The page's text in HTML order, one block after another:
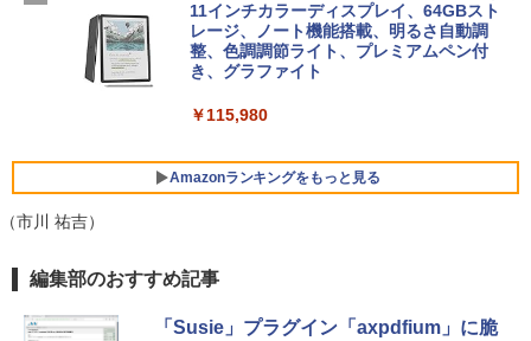
FMV ノートパソコン WE1-K3 (MS 365 P
ersonal/Copilotキー搭載/Win 11/15.6型/
Core i5/16GB/SSD 512GB/ホワイト) FM
11インチカラーディスプレイ、64GBスト
レージ、ノート機能搭載、明るさ自動調
整、色調調節ライト、プレミアムペン付
き、グラファイト
￥115,980
Amazonランキングをもっと見る
（市川 祐吉）
編集部のおすすめ記事
「Susie」プラグイン「axpdfium」に脆